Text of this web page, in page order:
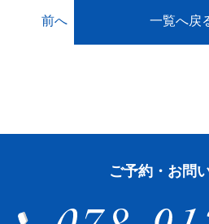
前へ 一覧へ戻
ご予約・お問